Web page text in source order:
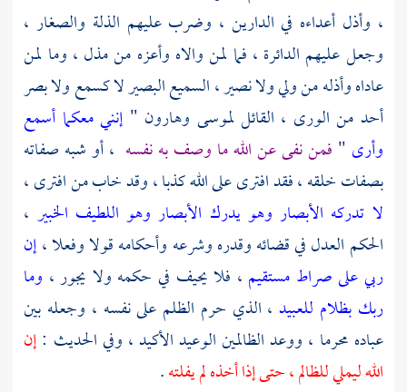
، وأذل أعداءه في الدارين ، وضرب عليهم الذلة والصغار ،
وجعل عليهم الدائرة ، فما لمن والاه وأعزه من مذل ، وما لمن
عاداه وأذله من ولي ولا نصير ، السميع البصير لا كسمع ولا بصر
أحد من الورى ، القائللموسى وهارون "إنني معكما أسمع
وأرى " فمن نفى عن الله ما وصف به نفسه ، أو شبه صفاته
بصفات خلقه ، فقد افترى على الله كذبا ، وقد خاب من افترى ،
لا تدركه الأبصار وهو يدرك الأبصار وهو اللطيف الخبير ،
الحكم العدل في قضائه وقدره وشرعه وأحكامه قولا وفعلا ،إن
ربي على صراط مستقيم ، فلا يحيف في حكمه ولا يجور ، وما
ربك بظلام للعبيد ، الذي حرم الظلم على نفسه ، وجعله بين
عباده محرما ، ووعد الظالمين الوعيد الأكيد ، وفي الحديث :إن
الله ليملي للظالم ، حتى إذا أخذه لم يفلته.